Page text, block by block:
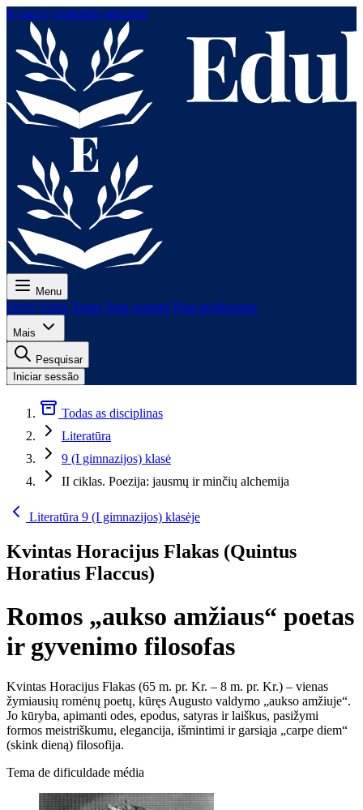
Ir para o conteúdo principal
Menu
Preço Aulas Testes Para exames Para professores
Mais
Pesquisar
Iniciar sessão
Todas as disciplinas
Literatūra
9 (I gimnazijos) klasė
II ciklas. Poezija: jausmų ir minčių alchemija
Literatūra 9 (I gimnazijos) klasėje
Kvintas Horacijus Flakas (Quintus
Horatius Flaccus)
Romos „aukso amžiaus“ poetas
ir gyvenimo filosofas
Kvintas Horacijus Flakas (65 m. pr. Kr. – 8 m. pr. Kr.) – vienas
žymiausių romėnų poetų, kūręs Augusto valdymo „aukso amžiuje“.
Jo kūryba, apimanti odes, epodus, satyras ir laiškus, pasižymi
formos meistriškumu, elegancija, išmintimi ir garsiąja „carpe diem“
(skink dieną) filosofija.
Tema de dificuldade média